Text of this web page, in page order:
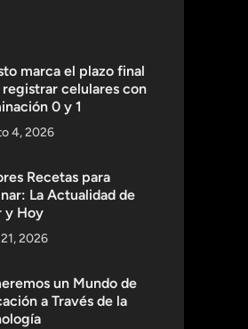
marca el plazo final
registrar celulares con
0 y 1
4, 2026
Recetas para
La Actualidad de
y Hoy
2026
un Mundo de
a Través de la